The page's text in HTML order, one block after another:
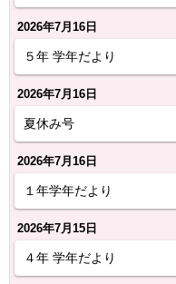
2026年7月16日
５年 学年だより
2026年7月16日
夏休み号
2026年7月16日
１年学年だより
2026年7月15日
４年 学年だより